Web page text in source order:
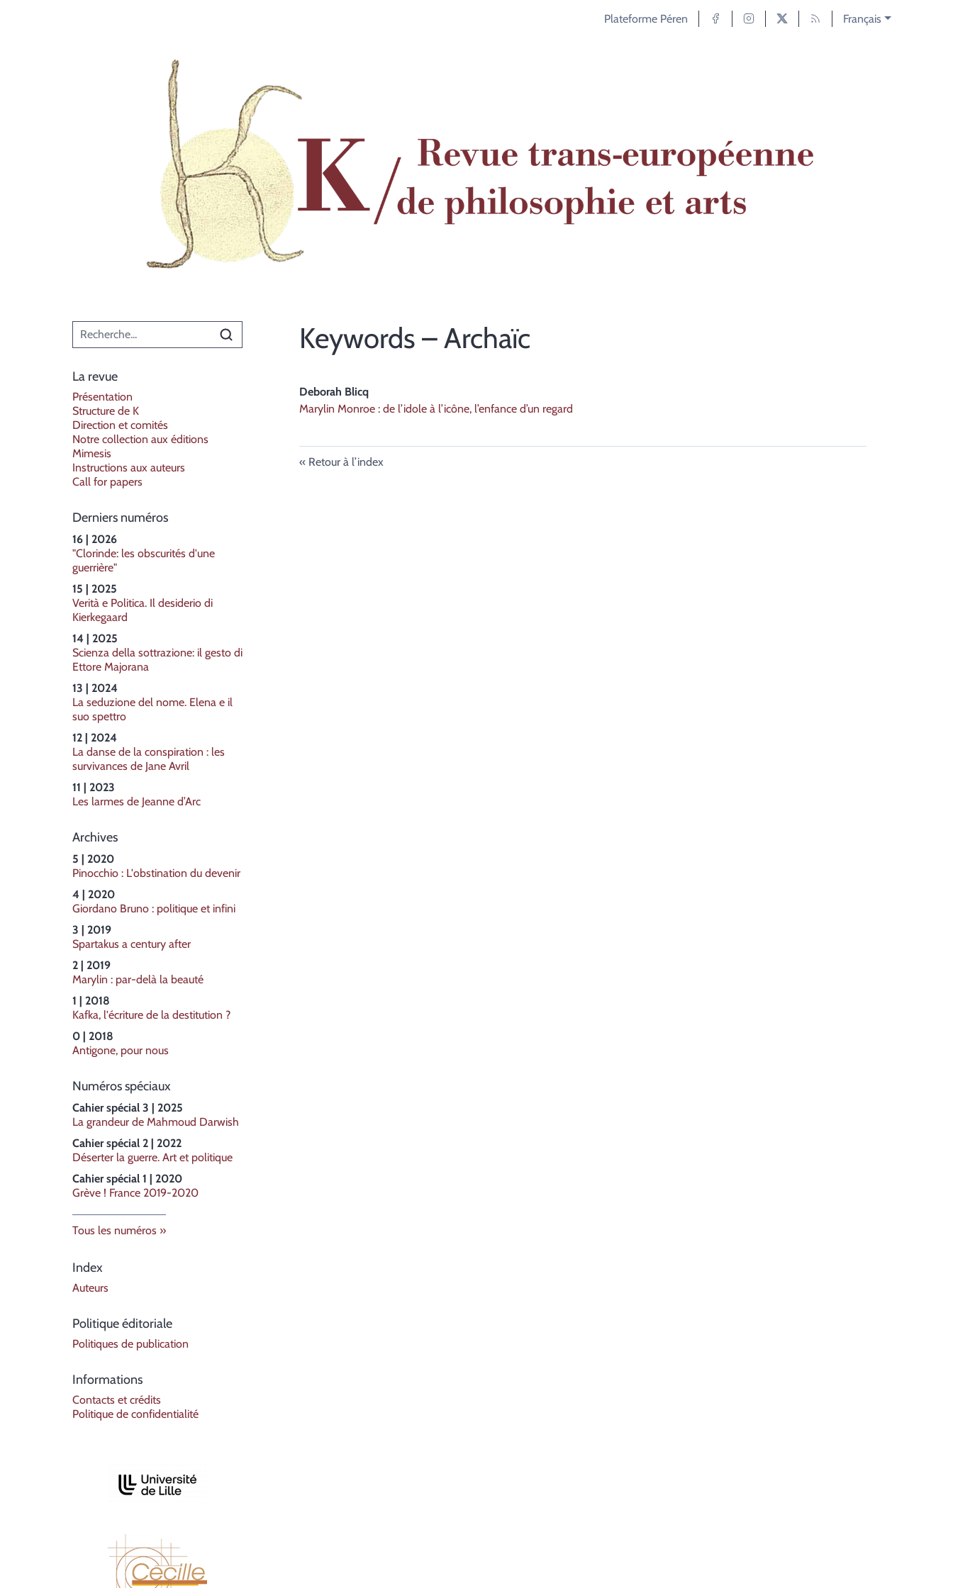
Plateforme Péren Français
Menu principal
La revue
Présentation
Structure de K
Direction et comités
Notre collection aux éditions
Mimesis
Instructions aux auteurs
Call for papers
Derniers numéros
16 | 2026
"Clorinde: les obscurités d'une
guerrière"
15 | 2025
Verità e Politica. Il desiderio di
Kierkegaard
14 | 2025
Scienza della sottrazione: il gesto di
Ettore Majorana
13 | 2024
La seduzione del nome. Elena e il
suo spettro
12 | 2024
La danse de la conspiration : les
survivances de Jane Avril
11 | 2023
Les larmes de Jeanne d’Arc
Archives
5 | 2020
Pinocchio : L'obstination du devenir
4 | 2020
Giordano Bruno : politique et infini
3 | 2019
Spartakus a century after
2 | 2019
Marylin : par-delà la beauté
1 | 2018
Kafka, l'écriture de la destitution ?
0 | 2018
Antigone, pour nous
Numéros spéciaux
Cahier spécial 3 | 2025
La grandeur de Mahmoud Darwish
Cahier spécial 2 | 2022
Déserter la guerre. Art et politique
Cahier spécial 1 | 2020
Grève ! France 2019-2020
Tous les numéros
Index
Auteurs
Politique éditoriale
Politiques de publication
Informations
Contacts et crédits
Politique de confidentialité
Keywords – Archaïc
Deborah Blicq
Marylin Monroe : de l’idole à l’icône, l’enfance d’un regard
Retour à l’index